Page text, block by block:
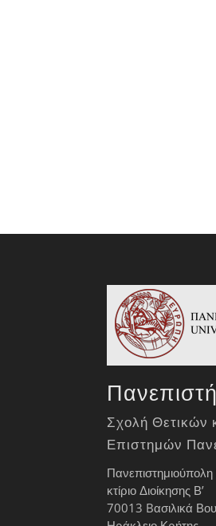
Σχολή Θετικών
Επιστημών
κτίριο Διοίκησης Β’
70013 Bασιλικά